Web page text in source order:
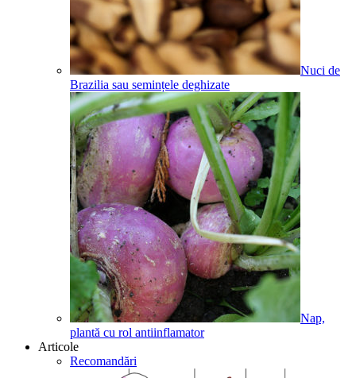
Nuci de
Brazilia sau semințele deghizate
Nap,
plantă cu rol antiinflamator
Articole
Recomandări